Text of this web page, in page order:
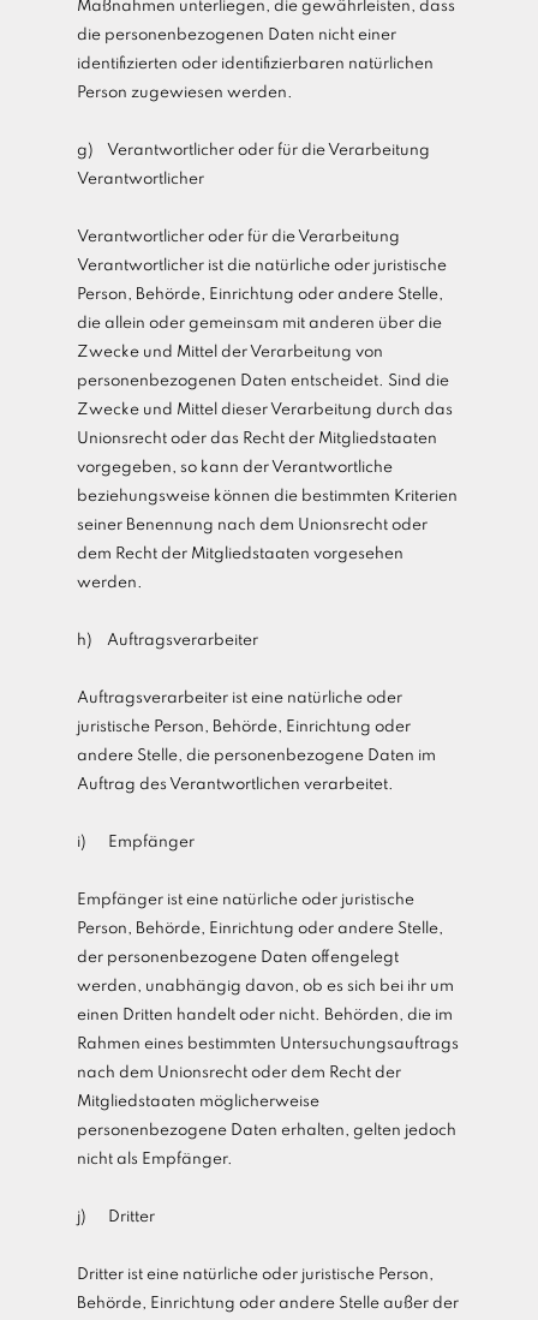
Maßnahmen unterliegen, die gewährleisten, dass
die personenbezogenen Daten nicht einer
identifizierten oder identifizierbaren natürlichen
Person zugewiesen werden.
g) Verantwortlicher oder für die Verarbeitung
Verantwortlicher
Verantwortlicher oder für die Verarbeitung
Verantwortlicher ist die natürliche oder juristische
Person, Behörde, Einrichtung oder andere Stelle,
die allein oder gemeinsam mit anderen über die
Zwecke und Mittel der Verarbeitung von
personenbezogenen Daten entscheidet. Sind die
Zwecke und Mittel dieser Verarbeitung durch das
Unionsrecht oder das Recht der Mitgliedstaaten
vorgegeben, so kann der Verantwortliche
beziehungsweise können die bestimmten Kriterien
seiner Benennung nach dem Unionsrecht oder
dem Recht der Mitgliedstaaten vorgesehen
werden.
h) Auftragsverarbeiter
Auftragsverarbeiter ist eine natürliche oder
juristische Person, Behörde, Einrichtung oder
andere Stelle, die personenbezogene Daten im
Auftrag des Verantwortlichen verarbeitet.
i) Empfänger
Empfänger ist eine natürliche oder juristische
Person, Behörde, Einrichtung oder andere Stelle,
der personenbezogene Daten offengelegt
werden, unabhängig davon, ob es sich bei ihr um
einen Dritten handelt oder nicht. Behörden, die im
Rahmen eines bestimmten Untersuchungsauftrags
nach dem Unionsrecht oder dem Recht der
Mitgliedstaaten möglicherweise
personenbezogene Daten erhalten, gelten jedoch
nicht als Empfänger.
j) Dritter
Dritter ist eine natürliche oder juristische Person,
Behörde, Einrichtung oder andere Stelle außer der